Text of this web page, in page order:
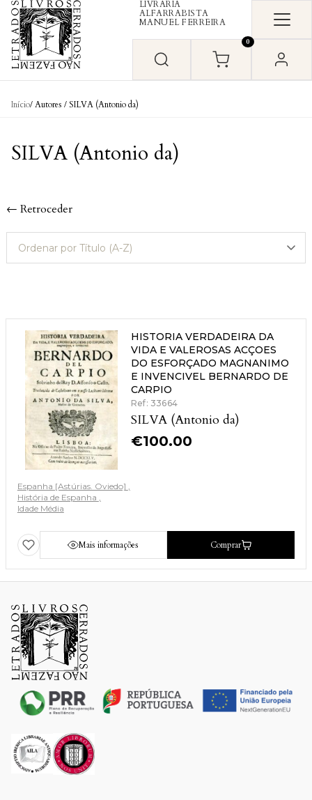
Skip to content
LIVRARIA
ALFARRABISTA
MANUEL FERREIRA
0
Início/ Autores / SILVA (Antonio da)
SILVA (Antonio da)
← Retroceder
HISTORIA VERDADEIRA DA
VIDA E VALEROSAS ACÇOES
DO ESFORÇADO MAGNANIMO
E INVENCIVEL BERNARDO DE
CARPIO
Ref: 33664
SILVA (Antonio da)
€100.00
Espanha [Astúrias. Oviedo]
História de Espanha
Idade Média
Mais informações Comprar